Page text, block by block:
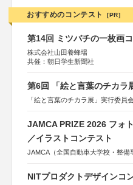
おすすめのコンテスト [PR]
第14回 ミツバチの一枚画
株式会社山田養蜂場
共催：朝日学生新聞社
第6回 「絵と言葉のチカラ
「絵と言葉のチカラ展」実行委員
JAMCA PRIZE 2026 フォ
／イラストコンテスト
JAMCA（全国自動車大学校・整備
NITプロダクトデザインコ